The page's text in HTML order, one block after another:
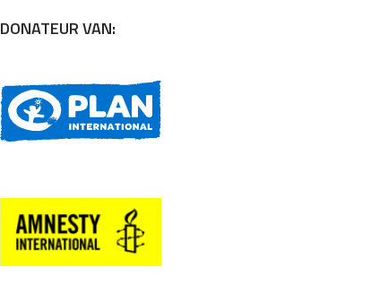
DONATEUR VAN: